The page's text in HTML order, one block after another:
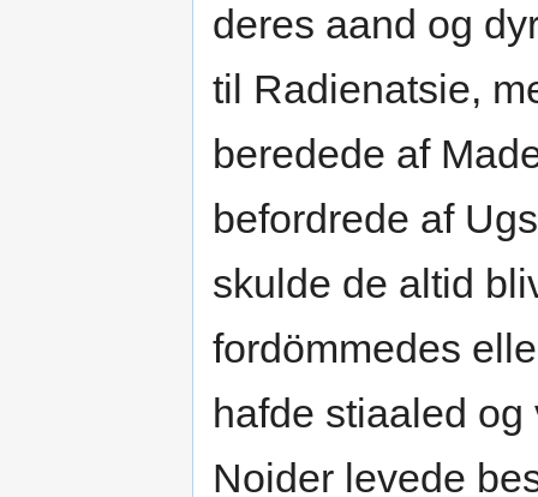
deres aand og
til Radienatsie,
beredede af
befordrede af
skulde de altid
fordömmedes
hafde stiaaled
Noider levede